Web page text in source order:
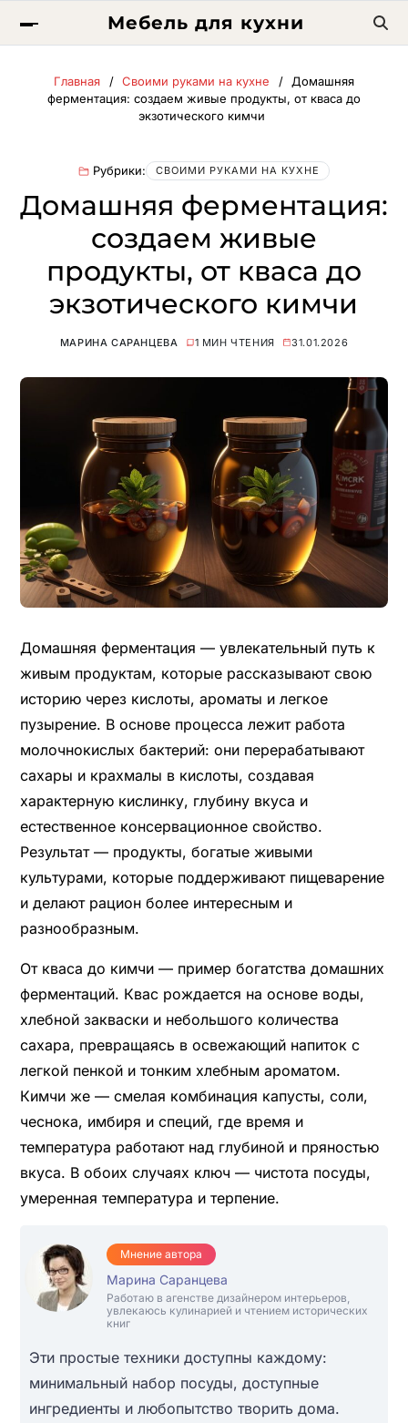
Мебель для кухни
Главная Своими руками на кухне
Домашняя
ферментация: создаем живые продукты, от кваса до
экзотического кимчи
Рубрики: СВОИМИ РУКАМИ НА КУХНЕ
Домашняя ферментация:
создаем живые
продукты, от кваса до
экзотического кимчи
МАРИНА САРАНЦЕВА 1 МИН ЧТЕНИЯ 31.01.2026
Домашняя ферментация — увлекательный путь к
живым продуктам, которые рассказывают свою
историю через кислоты, ароматы и легкое
пузырение. В основе процесса лежит работа
молочнокислых бактерий: они перерабатывают
сахары и крахмалы в кислоты, создавая
характерную кислинку, глубину вкуса и
естественное консервационное свойство.
Результат — продукты, богатые живыми
культурами, которые поддерживают пищеварение
и делают рацион более интересным и
разнообразным.
От кваса до кимчи — пример богатства домашних
ферментаций. Квас рождается на основе воды,
хлебной закваски и небольшого количества
сахара, превращаясь в освежающий напиток с
легкой пенкой и тонким хлебным ароматом.
Кимчи же — смелая комбинация капусты, соли,
чеснока, имбиря и специй, где время и
температура работают над глубиной и пряностью
вкуса. В обоих случаях ключ — чистота посуды,
умеренная температура и терпение.
Мнение автора
Марина Саранцева
Работаю в агенстве дизайнером интерьеров,
увлекаюсь кулинарией и чтением исторических
книг
Эти простые техники доступны каждому:
минимальный набор посуды, доступные
ингредиенты и любопытство творить дома.